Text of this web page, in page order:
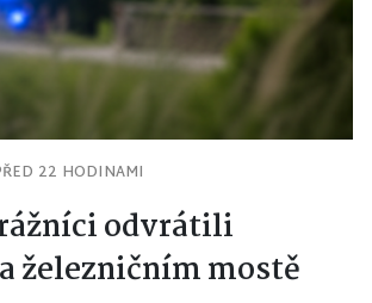
22 HODINAMI
odvrátili
železničním mostě